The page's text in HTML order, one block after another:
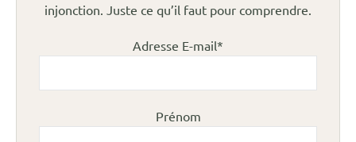
injonction. Juste ce qu’il faut pour comprendre.
Adresse E-mail*
Prénom